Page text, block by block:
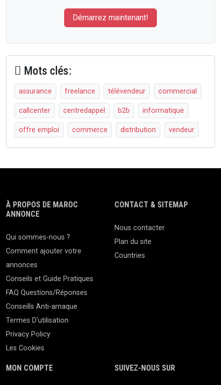
Démarrez maintenant!
Mots clés:
assurance freelance télévendeur commercial
callcenter centredappel b2b informatique
offre emploi commerce distribution vendeur
À PROPOS DE MAROC
ANNONCE
Qui sommes-nous ?
Comment ajouter votre
annonces
Conseils et Guide Pratiques
FAQ Questions/Réponses
Conseills Anti-arnaque
Termes D'utilisation
Privacy Policy
Les Cookies
CONTACT & SITEMAP
Nous contacter
Plan du site
Countries
MON COMPTE SUIVEZ-NOUS SUR